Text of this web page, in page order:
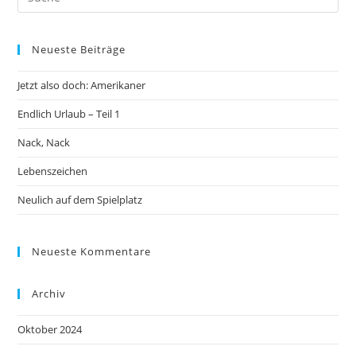
Neueste Beiträge
Jetzt also doch: Amerikaner
Endlich Urlaub – Teil 1
Nack, Nack
Lebenszeichen
Neulich auf dem Spielplatz
Neueste Kommentare
Archiv
Oktober 2024